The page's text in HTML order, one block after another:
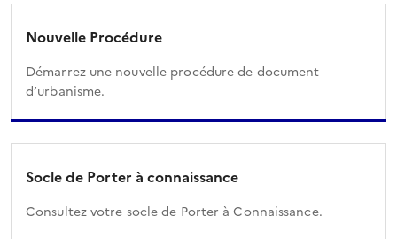
Nouvelle Procédure
Démarrez une nouvelle procédure de document
d’urbanisme.
Socle de Porter à connaissance
Consultez votre socle de Porter à Connaissance.